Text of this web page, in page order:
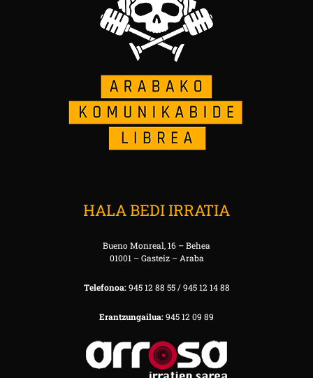
HALA BEDI IRRATIA
Bueno Monreal, 16 – Behea
01001 – Gasteiz – Araba
Telefonoa:945 12 88 55 / 945 12 14 88
Erantzungailua:945 12 09 89